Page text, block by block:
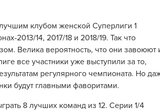
клубом женской Суперлиги 1
2013/14, 2017/18 и 2018/19. Так что
Велика вероятность, что они завоюют
все участники уже выступили за то,
регулярного чемпионата. Но
будут главными фаворитами.
8 лучших команд из 12. Серии 1/4